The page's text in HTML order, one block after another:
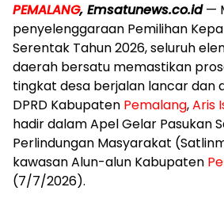
PEMALANG, Emsatunews.co.id—
penyelenggaraan Pemilihan
Serentak Tahun 2026, seluruh
daerah bersatu memastikan
tingkat desa berjalan lancar dan
DPRD Kabupaten Pemalang,Aris
hadir dalam Apel Gelar Pasukan
Perlindungan Masyarakat
kawasan Alun-alun Kabupaten
(7/7/2026).